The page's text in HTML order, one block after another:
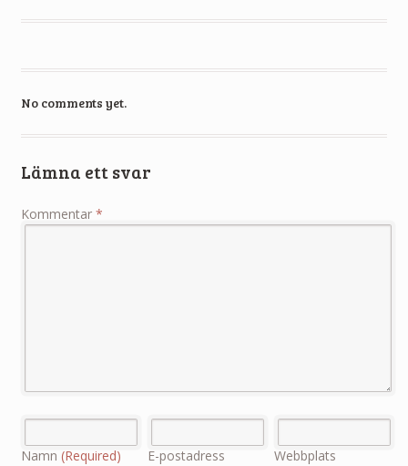
No comments yet.
Lämna ett svar
Kommentar *
Namn (Required)
E-postadress
Webbplats